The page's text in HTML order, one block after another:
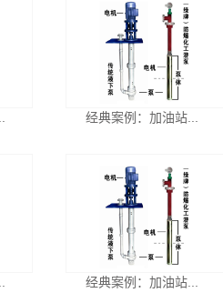
经典案例：加油站...
经典案例：加油站...